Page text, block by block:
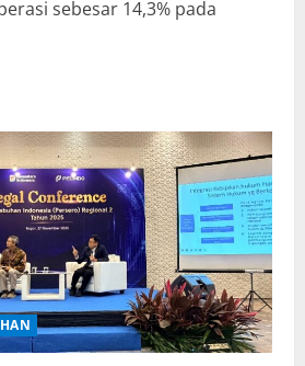
sebesar 14,3% pada